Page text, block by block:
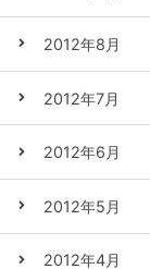
2012年8月
2012年7月
2012年6月
2012年5月
2012年4月